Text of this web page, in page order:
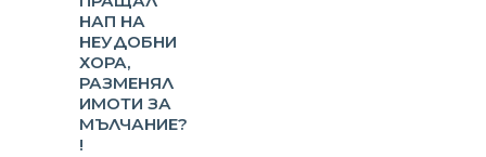
НАП НА
НЕУДОБНИ
ХОРА,
РАЗМЕНЯЛ
ИМОТИ ЗА
МЪЛЧАНИЕ?
!